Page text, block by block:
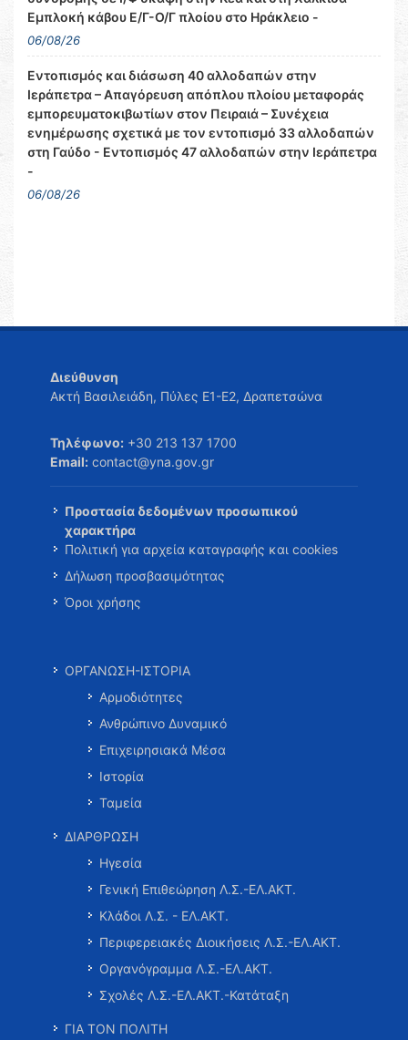
Εμπλοκή κάβου Ε/Γ-Ο/Γ πλοίου στο Ηράκλειο -
06/08/26
Εντοπισμός και διάσωση 40 αλλοδαπών στην
Ιεράπετρα – Απαγόρευση απόπλου πλοίου μεταφοράς
εμπορευματοκιβωτίων στον Πειραιά – Συνέχεια
ενημέρωσης σχετικά με τον εντοπισμό 33 αλλοδαπών
στη Γαύδο - Εντοπισμός 47 αλλοδαπών στην Ιεράπετρα
-
06/08/26
Διεύθυνση
Ακτή Βασιλειάδη, Πύλες Ε1-Ε2, Δραπετσώνα
Τηλέφωνο: +30 213 137 1700
Email: contact@yna.gov.gr
Προστασία δεδομένων προσωπικού
χαρακτήρα
Πολιτική για αρχεία καταγραφής και cookies
Δήλωση προσβασιμότητας
Όροι χρήσης
ΟΡΓΑΝΩΣΗ-ΙΣΤΟΡΙΑ
Αρμοδιότητες
Ανθρώπινο Δυναμικό
Επιχειρησιακά Μέσα
Ιστορία
Ταμεία
ΔΙΑΡΘΡΩΣΗ
Ηγεσία
Γενική Επιθεώρηση Λ.Σ.-ΕΛ.ΑΚΤ.
Κλάδοι Λ.Σ. - ΕΛ.ΑΚΤ.
Περιφερειακές Διοικήσεις Λ.Σ.-ΕΛ.ΑΚΤ.
Οργανόγραμμα Λ.Σ.-ΕΛ.ΑΚΤ.
Σχολές Λ.Σ.-ΕΛ.ΑΚΤ.-Κατάταξη
ΓΙΑ ΤΟΝ ΠΟΛΙΤΗ